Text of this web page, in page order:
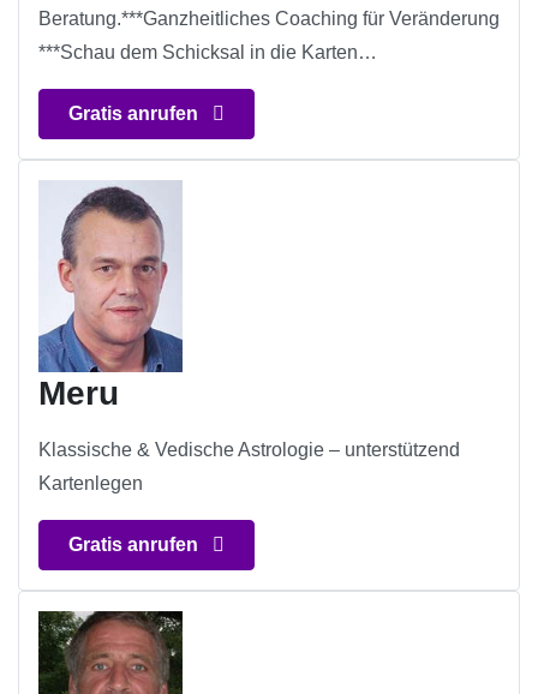
Beratung.***Ganzheitliches Coaching für Veränderung
***Schau dem Schicksal in die Karten…
Gratis anrufen
Meru
Klassische & Vedische Astrologie – unterstützend
Kartenlegen
Gratis anrufen